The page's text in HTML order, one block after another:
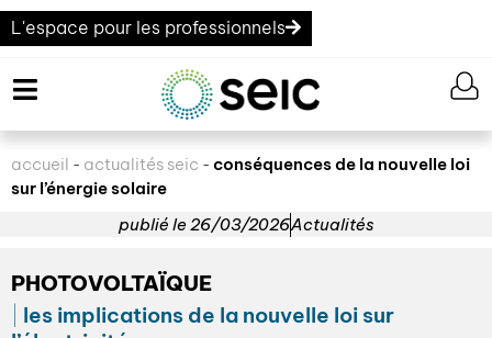
L'espace pour les professionnels
accueil - actualités seic - conséquences de la nouvelle loi
sur l’énergie solaire
publié le26/03/2026Actualités
PHOTOVOLTAÏQUE
les implications de la nouvelle loi sur